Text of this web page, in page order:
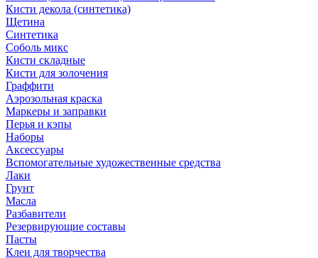
Кисти декола (синтетика)
Щетина
Синтетика
Соболь микс
Кисти складные
Кисти для золочения
Граффити
Аэрозольная краска
Маркеры и заправки
Перья и кэпы
Наборы
Аксессуары
Вспомогательные художественные средства
Лаки
Грунт
Масла
Разбавители
Резервирующие составы
Пасты
Клеи для творчества